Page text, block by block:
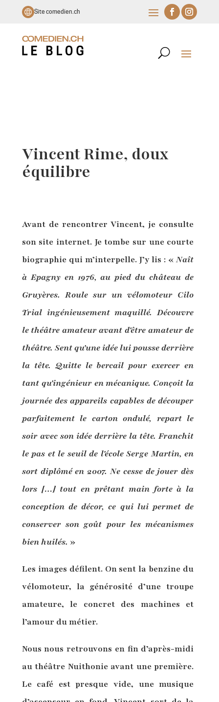
Site comedien.ch
Vincent Rime, doux
équilibre
Avant de rencontrer Vincent, je consulte
son site internet. Je tombe sur une courte
biographie qui m’interpelle. J’y lis : «Naît
à Epagny en 1976, au pied du château de
Gruyères. Roule sur un vélomoteur Cilo
Trial ingénieusement maquillé. Découvre
le théâtre amateur avant d'être amateur de
théâtre. Sent qu'une idée lui pousse derrière
la tête. Quitte le bercail pour exercer en
tant qu'ingénieur en mécanique. Conçoit la
journée des appareils capables de découper
parfaitement le carton ondulé, repart le
soir avec son idée derrière la tête. Franchit
le pas et le seuil de l'école Serge Martin, en
sort diplômé en 2007. Ne cesse de jouer dès
lors […] tout en prêtant main forte à la
conception de décor, ce qui lui permet de
conserver son goût pour les mécanismes
bien huilés. »
Les images défilent. On sent la benzine du
vélomoteur, la générosité d’une troupe
amateure, le concret des machines et
l’amour du métier.
Nous nous retrouvons en fin d’après-midi
au théâtre Nuithonie avant une première.
Le café est presque vide, une musique